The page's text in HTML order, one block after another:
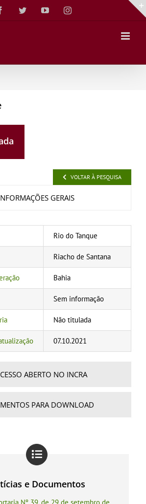
FacebookTwitterYouTubeInstagram
VOLTAR À PESQUISA
GERAIS
Rio do Tanque
Riacho de Santana
Bahia
Sem informação
Não titulada
07.10.2021
ABERTO NO INCRA
PARA DOWNLOAD
e Documentos
Nº 39, de 29 de setembro de